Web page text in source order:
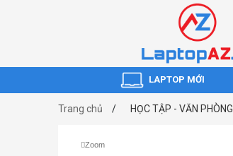
LAPTOP MỚI
Trang chủ HỌC TẬP - VĂN PHÒNG
Zoom